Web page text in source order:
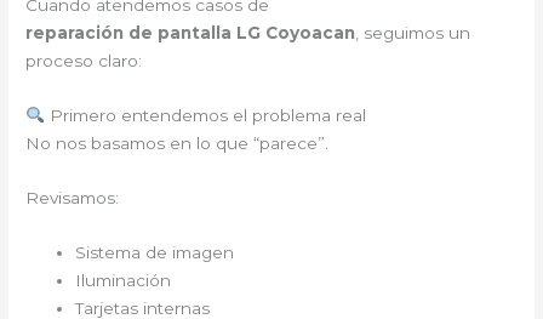
Cuando atendemos casos de
reparación de pantalla LG Coyoacan, seguimos un
proceso claro:
Primero entendemos el problema real
No nos basamos en lo que “parece”.
Revisamos:
Sistema de imagen
Iluminación
Tarjetas internas